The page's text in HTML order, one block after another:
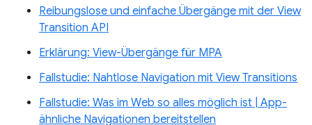
Reibungslose und einfache Übergänge mit der View
Transition API
Erklärung: View-Übergänge für MPA
Fallstudie: Nahtlose Navigation mit View Transitions
Fallstudie: Was im Web so alles möglich ist | App-
ähnliche Navigationen bereitstellen